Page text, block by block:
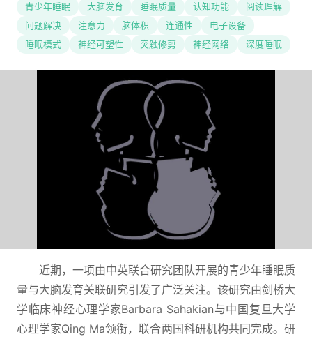
青少年睡眠 大脑发育 睡眠质量 认知功能
阅读理解
问题解决
注意力 脑体积 连通性
电子设备
睡眠模式
神经可塑性 突触修剪 神经网络 深度睡眠
近期，一项由中英联合研究团队开展的青少年睡眠质
量与大脑发育关联研究引发了广泛关注。该研究由剑桥大
学临床神经心理学家Barbara Sahakian与中国复旦大学
心理学家Qing Ma领衔，联合两国科研机构共同完成。研